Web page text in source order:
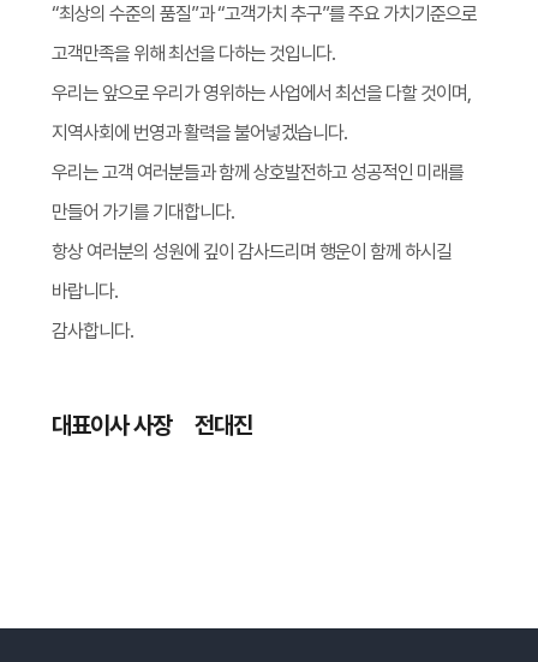
“최상의 수준의 품질”과 “고객가치 추구”를 주요 가치기준으로
고객만족을 위해 최선을 다하는 것입니다.
우리는 앞으로 우리가 영위하는 사업에서 최선을 다할 것이며,
지역사회에 번영과 활력을 불어넣겠습니다.
우리는 고객 여러분들과 함께 상호발전하고 성공적인 미래를
만들어 가기를 기대합니다.
항상 여러분의 성원에 깊이 감사드리며 행운이 함께 하시길
바랍니다.
감사합니다.
대표이사 사장 전대진